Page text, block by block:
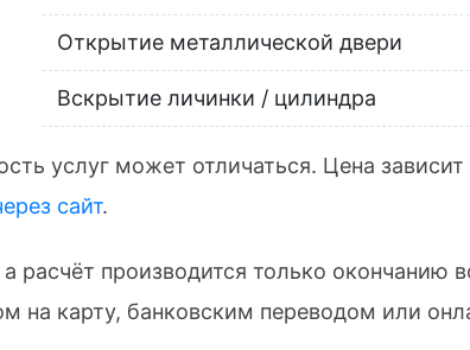
Открытие металлической двери
Вскрытие личинки / цилиндра
услуг может отличаться. Цена
сайт.
расчёт производится только окончанию
на карту, банковским переводом или